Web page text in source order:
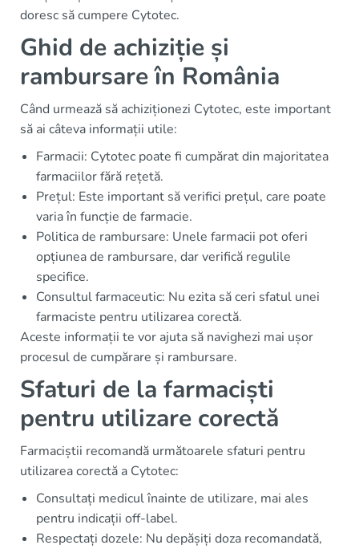
doresc să cumpere Cytotec.
Ghid de achiziție și
rambursare în România
Când urmează să achiziționezi Cytotec, este important
să ai câteva informații utile:
Farmacii: Cytotec poate fi cumpărat din majoritatea
farmaciilor fără rețetă.
Prețul: Este important să verifici prețul, care poate
varia în funcție de farmacie.
Politica de rambursare: Unele farmacii pot oferi
opțiunea de rambursare, dar verifică regulile
specifice.
Consultul farmaceutic: Nu ezita să ceri sfatul unei
farmaciste pentru utilizarea corectă.
Aceste informații te vor ajuta să navighezi mai ușor
procesul de cumpărare și rambursare.
Sfaturi de la farmaciști
pentru utilizare corectă
Farmaciștii recomandă următoarele sfaturi pentru
utilizarea corectă a Cytotec:
Consultați medicul înainte de utilizare, mai ales
pentru indicații off-label.
Respectați dozele: Nu depășiți doza recomandată,